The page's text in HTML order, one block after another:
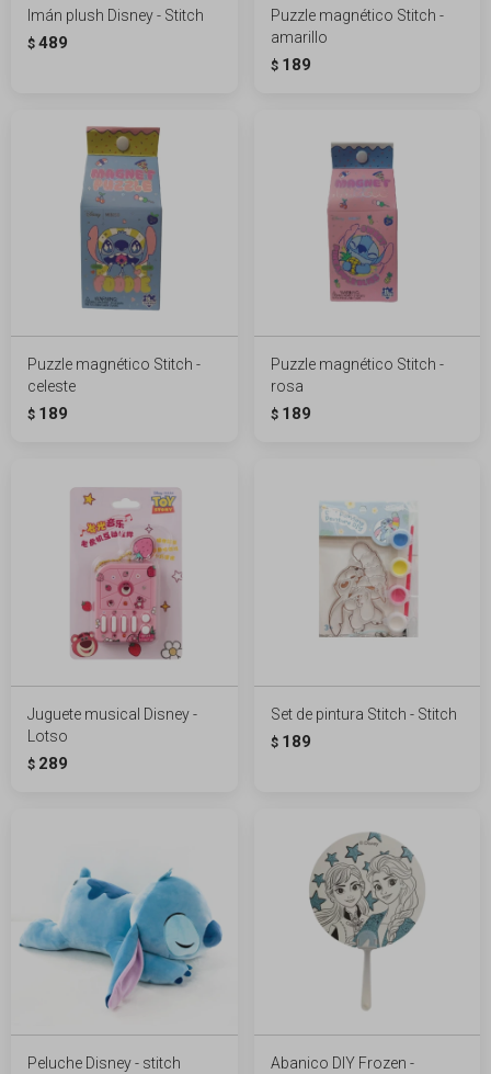
Imán plush Disney - Stitch
$ 489
Puzzle magnético Stitch -
amarillo
$ 189
Puzzle magnético Stitch -
celeste
$ 189
Puzzle magnético Stitch -
rosa
$ 189
Juguete musical Disney -
Lotso
$ 289
Set de pintura Stitch - Stitch
$ 189
Peluche Disney - stitch
Abanico DIY Frozen -